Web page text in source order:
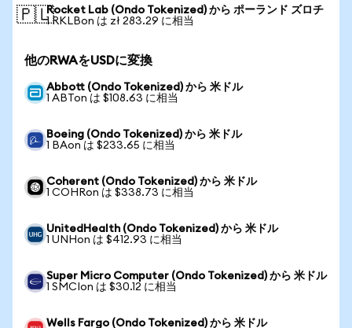
🇵🇱Rocket Lab (Ondo Tokenized) から ポーランド ズロチ
1 RKLBon は zł 283.29 に相当
他のRWAをUSDに変換
Abbott (Ondo Tokenized) から 米ドル
1 ABTon は $108.63 に相当
Boeing (Ondo Tokenized) から 米ドル
1 BAon は $233.65 に相当
Coherent (Ondo Tokenized) から 米ドル
1 COHRon は $338.73 に相当
UnitedHealth (Ondo Tokenized) から 米ドル
1 UNHon は $412.93 に相当
Super Micro Computer (Ondo Tokenized) から 米ドル
1 SMCIon は $30.12 に相当
Wells Fargo (Ondo Tokenized) から 米ドル